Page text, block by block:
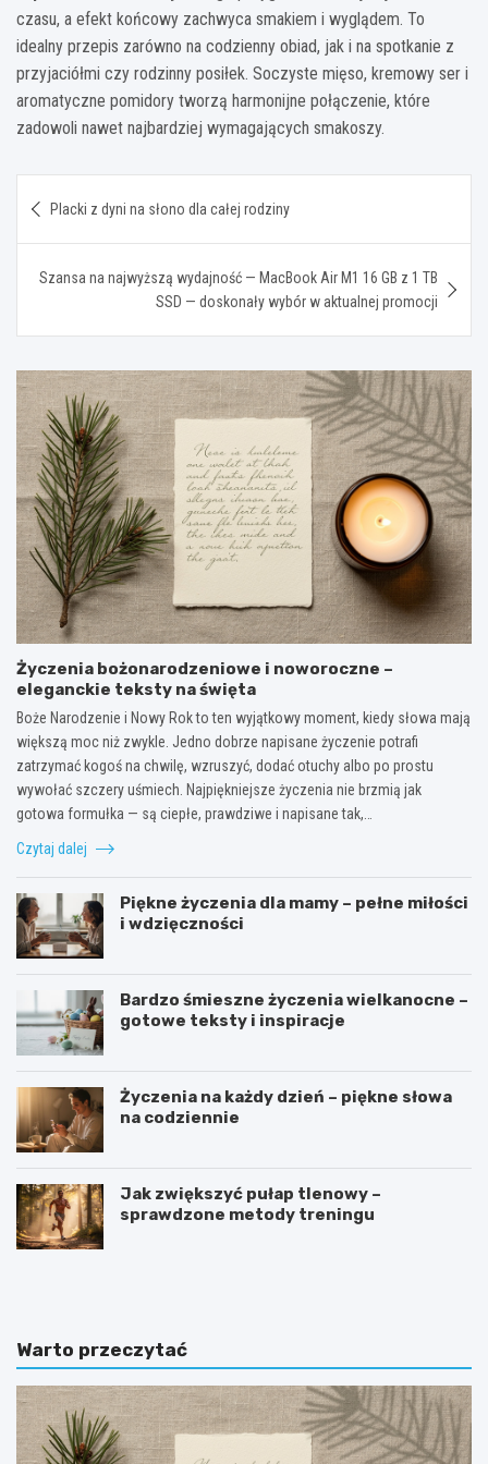
czasu, a efekt końcowy zachwyca smakiem i wyglądem. To
idealny przepis zarówno na codzienny obiad, jak i na spotkanie z
przyjaciółmi czy rodzinny posiłek. Soczyste mięso, kremowy ser i
aromatyczne pomidory tworzą harmonijne połączenie, które
zadowoli nawet najbardziej wymagających smakoszy.
wpisu
Placki z dyni na słono dla całej rodziny
Szansa na najwyższą wydajność — MacBook Air M1 16 GB z 1 TB
SSD — doskonały wybór w aktualnej promocji
Życzenia bożonarodzeniowe i noworoczne –
eleganckie teksty na święta
Boże Narodzenie i Nowy Rok to ten wyjątkowy moment, kiedy słowa mają
większą moc niż zwykle. Jedno dobrze napisane życzenie potrafi
zatrzymać kogoś na chwilę, wzruszyć, dodać otuchy albo po prostu
wywołać szczery uśmiech. Najpiękniejsze życzenia nie brzmią jak
gotowa formułka — są ciepłe, prawdziwe i napisane tak,…
Czytaj dalej
Piękne życzenia dla mamy – pełne miłości
i wdzięczności
Bardzo śmieszne życzenia wielkanocne –
gotowe teksty i inspiracje
Życzenia na każdy dzień – piękne słowa
na codziennie
Jak zwiększyć pułap tlenowy –
sprawdzone metody treningu
J
b
r
a
ć
s
D
g
o
m
o
n
Warto przeczytać